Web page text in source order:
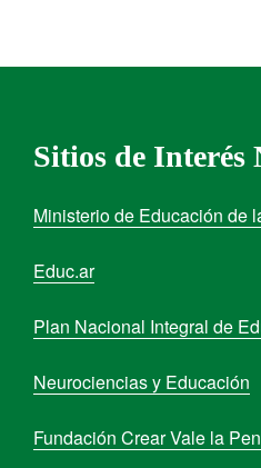
Sitios de Interés
Ministerio de Educación de
Educ.ar
Plan Nacional Integral de
Neurociencias y Educación
Fundación Crear Vale la